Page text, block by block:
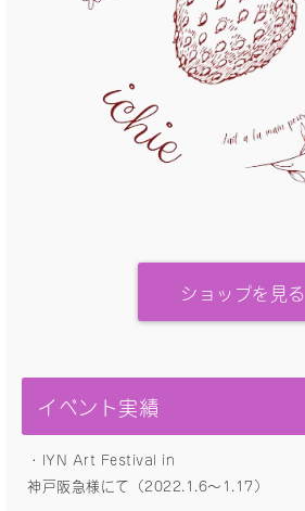
ショップを見る
イベント実績
・IYN Art Festival in
神戸阪急様にて（2022.1.6〜1.17）